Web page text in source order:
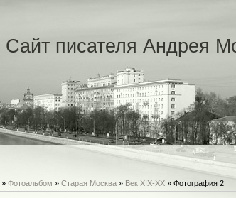
Сайт писателя Андрея
» Фотоальбом » Старая Москва » Век XIX-ХХ » Фотография 2